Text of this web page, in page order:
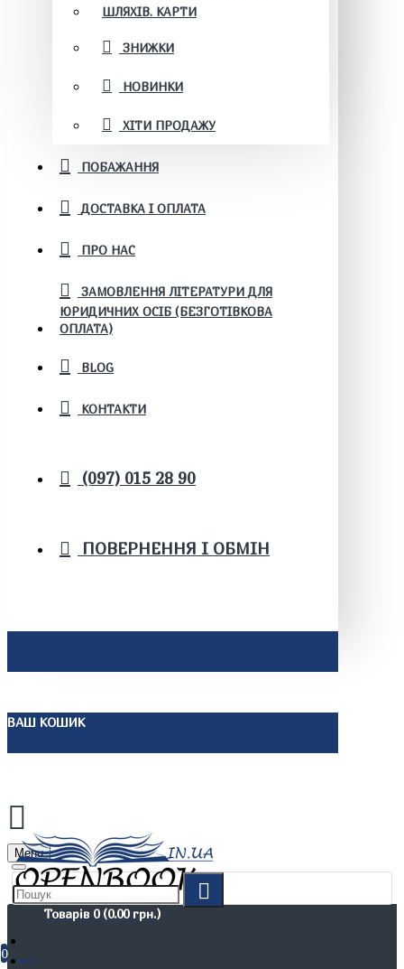
ШЛЯХІВ. КАРТИ
ЗНИЖКИ
НОВИНКИ
ХІТИ ПРОДАЖУ
ПОБАЖАННЯ
ДОСТАВКА І ОПЛАТА
ПРО НАС
ЗАМОВЛЕННЯ ЛІТЕРАТУРИ ДЛЯ
ЮРИДИЧНИХ ОСІБ (БЕЗГОТІВКОВА
ОПЛАТА)
BLOG
КОНТАКТИ
(097) 015 28 90
ПОВЕРНЕННЯ І ОБМІН
ВАШ КОШИК
Menu
Товарів 0 (0.00 грн.)
0
Дітям. Навчання та дозвілля